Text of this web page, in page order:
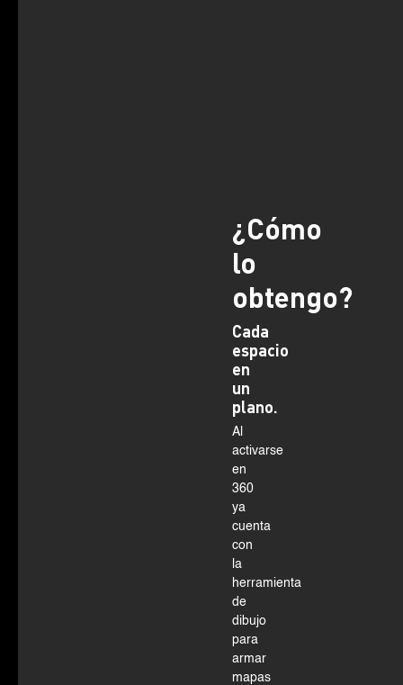
¿Cómo
lo
obtengo?
Cada
espacio
en
un
plano.
Al
activarse
en
360
ya
cuenta
con
la
herramienta
de
dibujo
para
armar
mapas